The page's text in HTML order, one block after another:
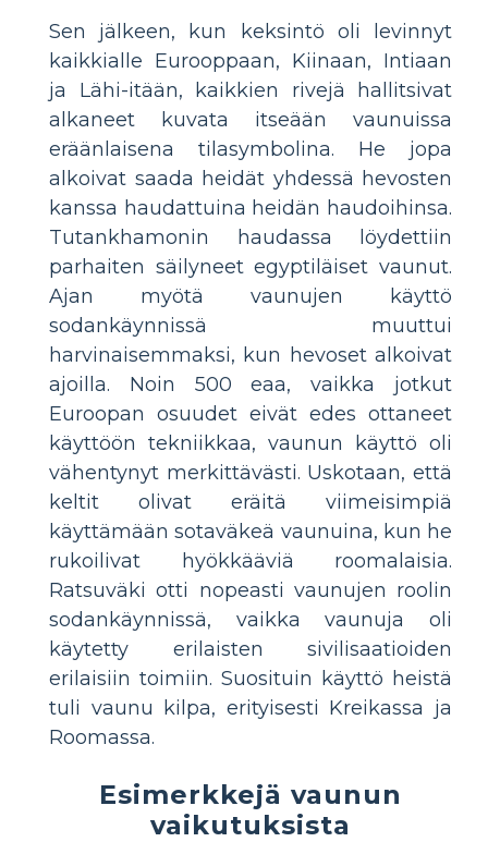
Sen jälkeen, kun keksintö oli levinnyt
kaikkialle Eurooppaan, Kiinaan, Intiaan
ja Lähi-itään, kaikkien rivejä hallitsivat
alkaneet kuvata itseään vaunuissa
eräänlaisena tilasymbolina. He jopa
alkoivat saada heidät yhdessä hevosten
kanssa haudattuina heidän haudoihinsa.
Tutankhamonin haudassa löydettiin
parhaiten säilyneet egyptiläiset vaunut.
Ajan myötä vaunujen käyttö
sodankäynnissä muuttui
harvinaisemmaksi, kun hevoset alkoivat
ajoilla. Noin 500 eaa, vaikka jotkut
Euroopan osuudet eivät edes ottaneet
käyttöön tekniikkaa, vaunun käyttö oli
vähentynyt merkittävästi. Uskotaan, että
keltit olivat eräitä viimeisimpiä
käyttämään sotaväkeä vaunuina, kun he
rukoilivat hyökkääviä roomalaisia.
Ratsuväki otti nopeasti vaunujen roolin
sodankäynnissä, vaikka vaunuja oli
käytetty erilaisten sivilisaatioiden
erilaisiin toimiin. Suosituin käyttö heistä
tuli vaunu kilpa, erityisesti Kreikassa ja
Roomassa.
Esimerkkejä vaunun
vaikutuksista